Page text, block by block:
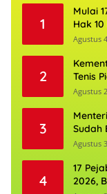
1
Mulai
Hak
Agustus
2
Tenis
Agustus
3
Sudah
Agustus
4
17
2026,